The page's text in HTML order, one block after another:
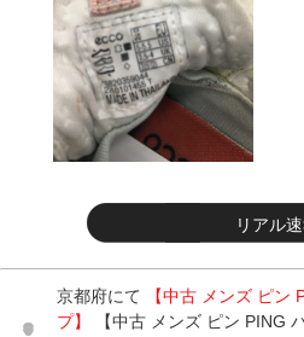
リアル
京都府にて 【中古 メンズ ピン
プ】
【中古 メンズ ピン PING